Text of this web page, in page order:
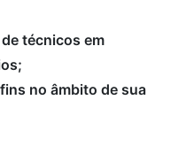
técnicos em
no âmbito de sua